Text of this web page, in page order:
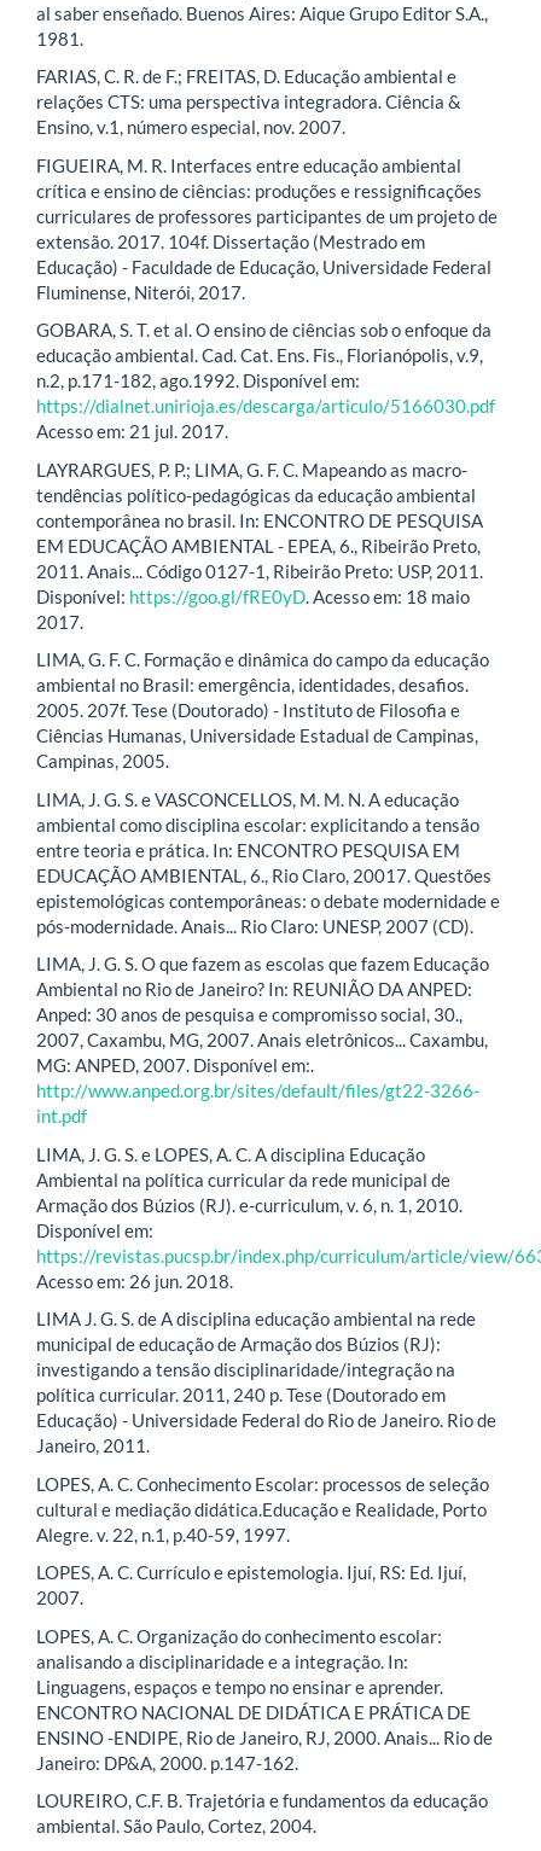
al saber enseñado. Buenos Aires: Aique Grupo Editor S.A.,
1981.
FARIAS, C. R. de F.; FREITAS, D. Educação ambiental e
relações CTS: uma perspectiva integradora. Ciência &
Ensino, v.1, número especial, nov. 2007.
FIGUEIRA, M. R. Interfaces entre educação ambiental
crítica e ensino de ciências: produções e ressignificações
curriculares de professores participantes de um projeto de
extensão. 2017. 104f. Dissertação (Mestrado em
Educação) - Faculdade de Educação, Universidade Federal
Fluminense, Niterói, 2017.
GOBARA, S. T. et al. O ensino de ciências sob o enfoque da
educação ambiental. Cad. Cat. Ens. Fis., Florianópolis, v.9,
n.2, p.171-182, ago.1992. Disponível em:
https://dialnet.unirioja.es/descarga/articulo/5166030.pdf
Acesso em: 21 jul. 2017.
LAYRARGUES, P. P.; LIMA, G. F. C. Mapeando as macro-
tendências político-pedagógicas da educação ambiental
contemporânea no brasil. In: ENCONTRO DE PESQUISA
EM EDUCAÇÃO AMBIENTAL - EPEA, 6., Ribeirão Preto,
2011. Anais... Código 0127-1, Ribeirão Preto: USP, 2011.
Disponível: https://goo.gl/fRE0yD. Acesso em: 18 maio
2017.
LIMA, G. F. C. Formação e dinâmica do campo da educação
ambiental no Brasil: emergência, identidades, desafios.
2005. 207f. Tese (Doutorado) - Instituto de Filosofia e
Ciências Humanas, Universidade Estadual de Campinas,
Campinas, 2005.
LIMA, J. G. S. e VASCONCELLOS, M. M. N. A educação
ambiental como disciplina escolar: explicitando a tensão
entre teoria e prática. In: ENCONTRO PESQUISA EM
EDUCAÇÃO AMBIENTAL, 6., Rio Claro, 20017. Questões
epistemológicas contemporâneas: o debate modernidade e
pós-modernidade. Anais... Rio Claro: UNESP, 2007 (CD).
LIMA, J. G. S. O que fazem as escolas que fazem Educação
Ambiental no Rio de Janeiro? In: REUNIÃO DA ANPED:
Anped: 30 anos de pesquisa e compromisso social, 30.,
2007, Caxambu, MG, 2007. Anais eletrônicos... Caxambu,
MG: ANPED, 2007. Disponível em:.
http://www.anped.org.br/sites/default/files/gt22-3266-
int.pdf
LIMA, J. G. S. e LOPES, A. C. A disciplina Educação
Ambiental na política curricular da rede municipal de
Armação dos Búzios (RJ). e-curriculum, v. 6, n. 1, 2010.
Disponível em:
https://revistas.pucsp.br/index.php/curriculum/article/view/
Acesso em: 26 jun. 2018.
LIMA J. G. S. de A disciplina educação ambiental na rede
municipal de educação de Armação dos Búzios (RJ):
investigando a tensão disciplinaridade/integração na
política curricular. 2011, 240 p. Tese (Doutorado em
Educação) - Universidade Federal do Rio de Janeiro. Rio de
Janeiro, 2011.
LOPES, A. C. Conhecimento Escolar: processos de seleção
cultural e mediação didática.Educação e Realidade, Porto
Alegre. v. 22, n.1, p.40-59, 1997.
LOPES, A. C. Currículo e epistemologia. Ijuí, RS: Ed. Ijuí,
2007.
LOPES, A. C. Organização do conhecimento escolar:
analisando a disciplinaridade e a integração. In:
Linguagens, espaços e tempo no ensinar e aprender.
ENCONTRO NACIONAL DE DIDÁTICA E PRÁTICA DE
ENSINO -ENDIPE, Rio de Janeiro, RJ, 2000. Anais... Rio de
Janeiro: DP&A, 2000. p.147-162.
LOUREIRO, C.F. B. Trajetória e fundamentos da educação
ambiental. São Paulo, Cortez, 2004.